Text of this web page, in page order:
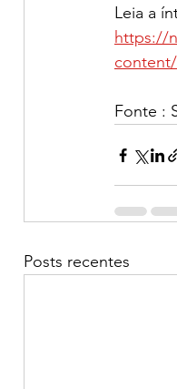
Leia a
https://
Fonte :
Posts recentes